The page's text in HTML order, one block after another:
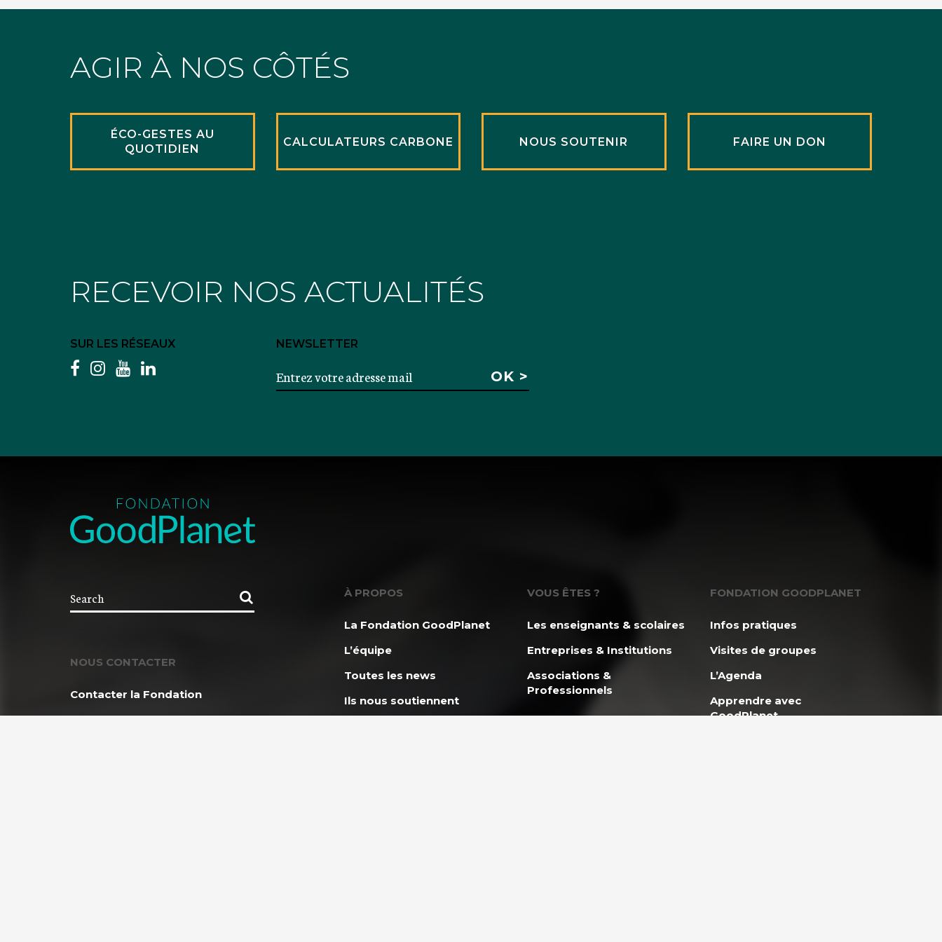
AGIR À NOS CÔTÉS
ÉCO-GESTES AU
QUOTIDIEN
CALCULATEURS CARBONE NOUS SOUTENIR FAIRE UN DON
RECEVOIR NOS ACTUALITÉS
SUR LES RÉSEAUX
facebook
instagram
youtubelinkedin
NEWSLETTER
NOUS CONTACTER
Contacter la Fondation
À PROPOS
La Fondation GoodPlanet
L’équipe
Toutes les news
Ils nous soutiennent
VOUS ÊTES ?
Les enseignants & scolaires
Entreprises & Institutions
Associations &
Professionnels
FONDATION GOODPLANET
Infos pratiques
Visites de groupes
L’Agenda
Apprendre avec
GoodPlanet